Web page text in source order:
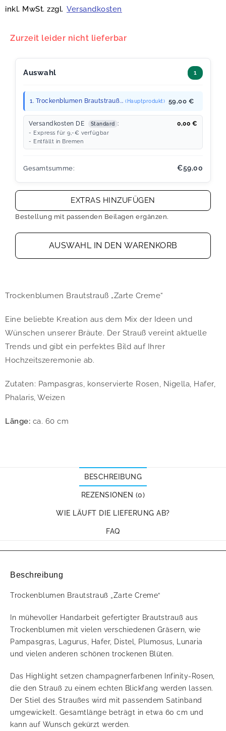
inkl. MwSt. zzgl. Versandkosten
Zurzeit leider nicht lieferbar
Auswahl 1
1. Trockenblumen Brautstrauß... (Hauptprodukt) 59,00 €
Versandkosten DE Standard : 0,00 €
- Express für 9,-€ verfügbar
- Entfällt in Bremen
Gesamtsumme: €59,00
EXTRAS HINZUFÜGEN
Bestellung mit passenden Beilagen ergänzen.
AUSWAHL IN DEN WARENKORB
Trockenblumen Brautstrauß „Zarte Creme“
Eine beliebte Kreation aus dem Mix der Ideen und
Wünschen unserer Bräute. Der Strauß vereint aktuelle
Trends und gibt ein perfektes Bild auf Ihrer
Hochzeitszeremonie ab.
Zutaten: Pampasgras, konservierte Rosen, Nigella, Hafer,
Phalaris, Weizen
Länge: ca. 60 cm
BESCHREIBUNG
REZENSIONEN (0)
WIE LÄUFT DIE LIEFERUNG AB?
FAQ
Beschreibung
Trockenblumen Brautstrauß „Zarte Creme“
In mühevoller Handarbeit gefertigter Brautstrauß aus
Trockenblumen mit vielen verschiedenen Gräsern, wie
Pampasgras, Lagurus, Hafer, Distel, Plumosus, Lunaria
und vielen anderen schönen trockenen Blüten.
Das Highlight setzen champagnerfarbenen Infinity-Rosen,
die den Strauß zu einem echten Blickfang werden lassen.
Der Stiel des Straußes wird mit passendem Satinband
umgewickelt. Gesamtlänge beträgt in etwa 60 cm und
kann auf Wunsch gekürzt werden.